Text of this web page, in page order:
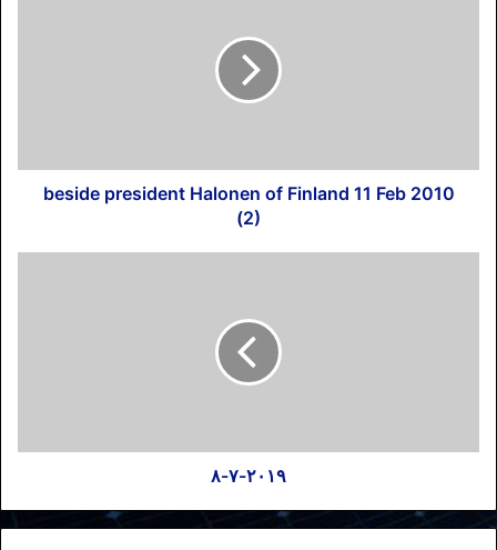
beside president Halonen of Finland 11 Feb 2010
(2)
۸-۷-۲۰۱۹